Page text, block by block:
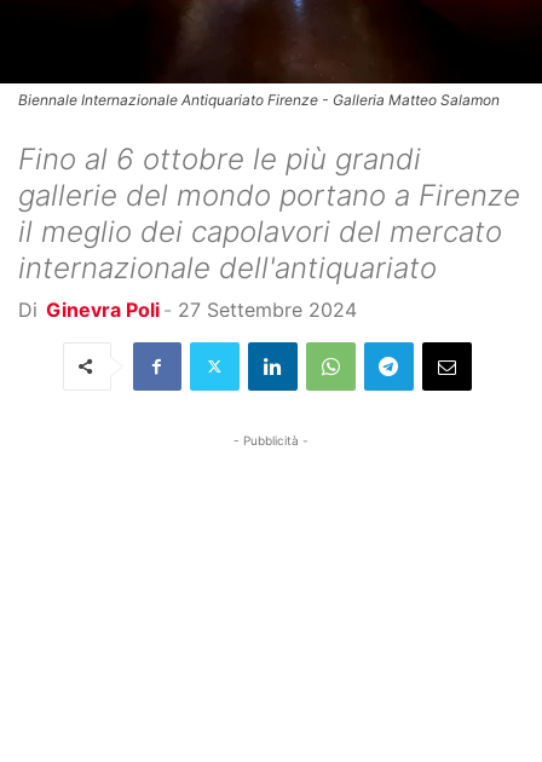
Biennale Internazionale Antiquariato Firenze - Galleria Matteo Salamon
Fino al 6 ottobre le più grandi
gallerie del mondo portano a Firenze
il meglio dei capolavori del mercato
internazionale dell'antiquariato
Di Ginevra Poli - 27 Settembre 2024
- Pubblicità -